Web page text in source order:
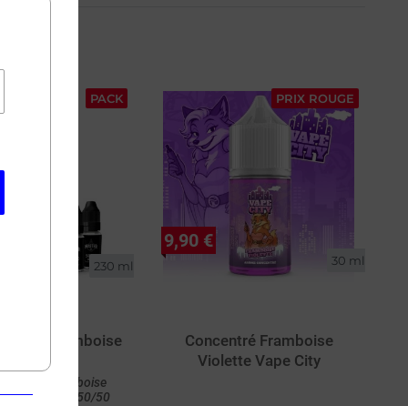
PACK
230 ml
Cassis Framboise
Cactus
Cassis Framboise
Base DIY 50/50
PRIX ROUGE
30 ml
Concentré Framboise
Violette Vape City
9,90 €